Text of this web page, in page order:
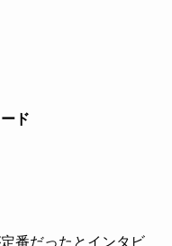
ド
番だったとインタビ